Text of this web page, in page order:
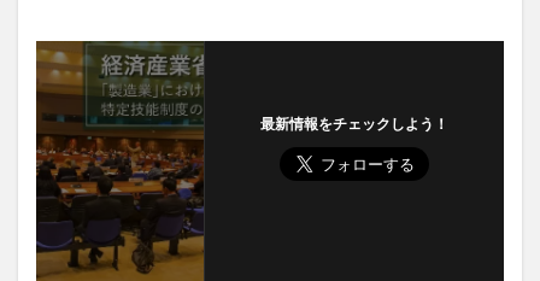
最新情報をチェックしよう！